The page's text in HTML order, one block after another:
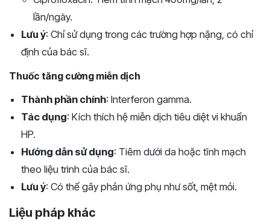
lần/ngày.
Lưu ý: Chỉ sử dụng trong các trường hợp nặng, có chỉ
định của bác sĩ.
Thuốc tăng cường miễn dịch
Thành phần chính: Interferon gamma.
Tác dụng: Kích thích hệ miễn dịch tiêu diệt vi khuẩn
HP.
Hướng dẫn sử dụng: Tiêm dưới da hoặc tĩnh mạch
theo liệu trình của bác sĩ.
Lưu ý: Có thể gây phản ứng phụ như sốt, mệt mỏi.
Liệu pháp khác